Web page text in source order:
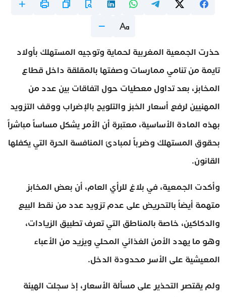
حذرت الجمعية المغربية لحماية وتوجيه المستهلك بأولاد
تايمة من تنامي ممارسات وصفتها بالمقلقة داخل قطاع
المخابز، بعد تداول معطيات حول اتفاقات بين عدد من
المهنيين لرفع أسعار الخبز والتلويح بالإضراب ووقف التزويد
بهذه المادة الأساسية، معتبرة أن الأمر يشكل مساساً مباشراً
بحقوق المستهلك وضرباً لمبادئ المنافسة الحرة التي يكفلها
القانون.
وأكدت الجمعية، في بلاغ للرأي العام، أن بعض المخابز
متهمة أيضاً بالتحريض على عدم تزويد عدد من نقط البيع
والدكاكين، خاصة بالمناطق التي تعرف تطبيق الزيادات،
وهو ما يهدد الأمن الغذائي المحلي ويزيد من الأعباء
المعيشية على الأسر محدودة الدخل.
ولم يقتصر التحذير على مسألة الأسعار، إذ سجلت الهيئة